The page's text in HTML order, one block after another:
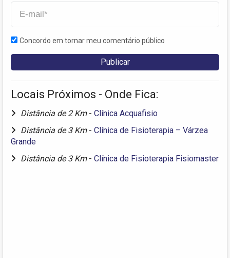
Concordo em tornar meu comentário público
Locais Próximos - Onde Fica:
Distância de 2 Km - Clínica Acquafisio
Distância de 3 Km - Clínica de Fisioterapia – Várzea
Grande
Distância de 3 Km - Clínica de Fisioterapia Fisiomaster